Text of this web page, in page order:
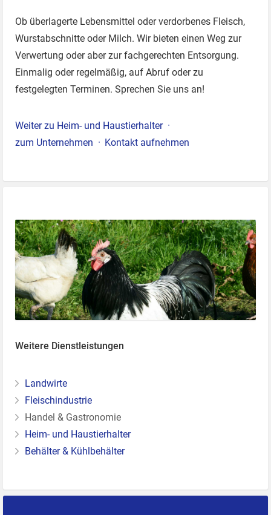
Ob überlagerte Lebensmittel oder verdorbenes Fleisch,
Wurstabschnitte oder Milch. Wir bieten einen Weg zur
Verwertung oder aber zur fachgerechten Entsorgung.
Einmalig oder regelmäßig, auf Abruf oder zu
festgelegten Terminen. Sprechen Sie uns an!
Weiter zu Heim- und Haustierhalter
zum Unternehmen
Kontakt aufnehmen
Weitere Dienstleistungen
Landwirte
Fleischindustrie
Handel & Gastronomie
Heim- und Haustierhalter
Behälter & Kühlbehälter